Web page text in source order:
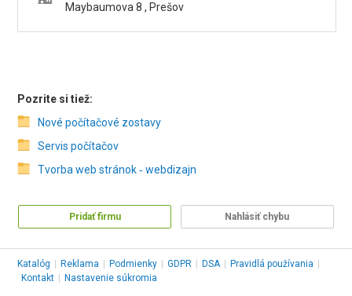
Maybaumova 8 , Prešov
Pozrite si tiež:
Nové počítačové zostavy
Servis počítačov
Tvorba web stránok ‑ webdizajn
Pridať firmu Nahlásiť chybu
Katalóg Reklama Podmienky GDPR DSA Pravidlá používania
Kontakt
Nastavenie súkromia